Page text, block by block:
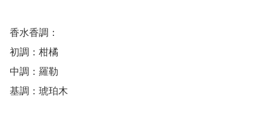
香水香調：
初調：柑橘
中調：羅勒
基調：琥珀木